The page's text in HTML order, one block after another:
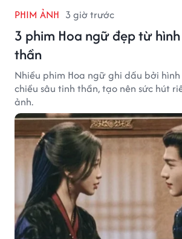
PHIM ẢNH 3 giờ trước
3 phim Hoa ngữ đẹp từ
thần
Nhiều phim Hoa ngữ ghi dấu bởi
chiều sâu tinh thần, tạo nên sức hút
ảnh.